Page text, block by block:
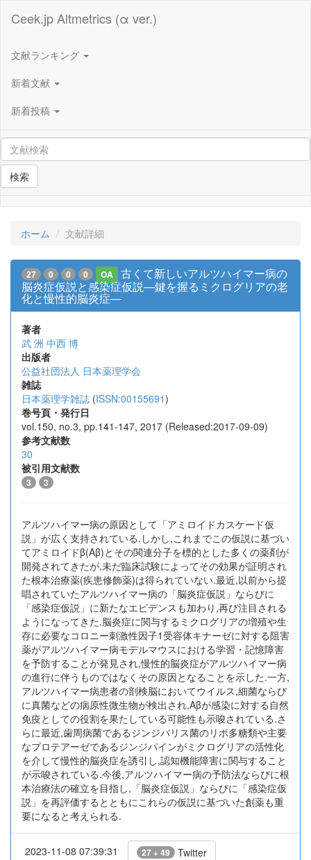
Ceek.jp Altmetrics (α ver.)
文献ランキング
新着文献
新着投稿
検索
ホーム 文献詳細
27 0 0 0 OA
古くて新しいアルツハイマー病の
脳炎症仮説と感染症仮説―鍵を握るミクログリアの老
化と慢性的脳炎症―
著者
武 洲 中西 博
出版者
公益社団法人 日本薬理学会
雑誌
日本薬理学雑誌 (ISSN:00155691)
巻号頁・発行日
vol.150, no.3, pp.141-147, 2017 (Released:2017-09-09)
参考文献数
30
被引用文献数
3 3
アルツハイマー病の原因として「アミロイドカスケード仮
説」が広く支持されている.しかし,これまでこの仮説に基づい
てアミロイドβ(Aβ)とその関連分子を標的とした多くの薬剤が
開発されてきたが,未だ臨床試験によってその効果が証明され
た根本治療薬(疾患修飾薬)は得られていない.最近,以前から提
唱されていたアルツハイマー病の「脳炎症仮説」ならびに
「感染症仮説」に新たなエビデンスも加わり,再び注目される
ようになってきた.脳炎症に関与するミクログリアの増殖や生
存に必要なコロニー刺激性因子1受容体キナーゼに対する阻害
薬がアルツハイマー病モデルマウスにおける学習・記憶障害
を予防することが発見され,慢性的脳炎症がアルツハイマー病
の進行に伴うものではなくその原因となることを示した.一方,
アルツハイマー病患者の剖検脳においてウイルス,細菌ならび
に真菌などの病原性微生物が検出され,Aβが感染に対する自然
免疫としての役割を果たしている可能性も示唆されている.さ
らに最近,歯周病菌であるジンジバリス菌のリポ多糖類や主要
なプロテアーゼであるジンジパインがミクログリアの活性化
を介して慢性的脳炎症を誘引し,認知機能障害に関与すること
が示唆されている.今後,アルツハイマー病の予防法ならびに根
本治療法の確立を目指し,「脳炎症仮説」ならびに「感染症仮
説」を再評価するとともにこれらの仮説に基づいた創薬も重
要になると考えられる.
2023-11-08 07:39:31 27 + 49 Twitter